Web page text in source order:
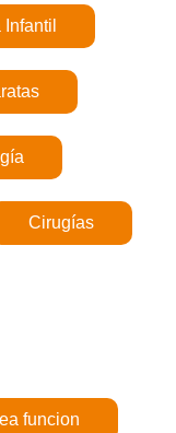
Cirugías
funcion